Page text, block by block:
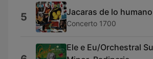
5 Jacaras de lo
Concerto 1700
Ele e Eu/Orchestral